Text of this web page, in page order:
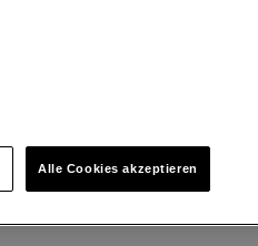
Alle Cookies akzeptieren